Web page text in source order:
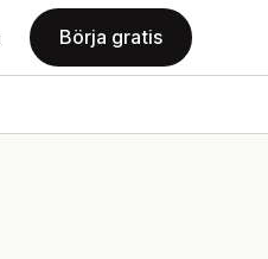
Börja gratis